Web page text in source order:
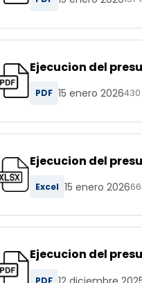
Ejecucion del
PDF 15 enero 2026430
Ejecucion del
Excel 15 enero 202666
Ejecucion del
PDF